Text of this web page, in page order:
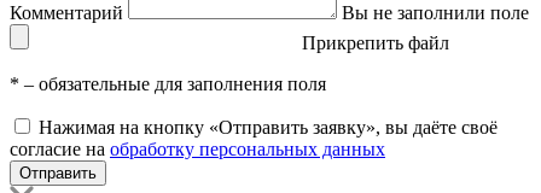
Комментарий
Вы не заполнили поле
Прикрепить файл
* – обязательные для заполнения поля
Нажимая на кнопку «Отправить заявку», вы даёте своё
согласие на обработку персональных данных
Отправить